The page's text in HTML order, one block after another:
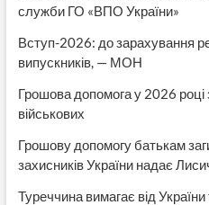
служби ГО «ВПО України»
Вступ-2026: до зарахування
випускників, — МОН
Грошова допомога у 2026 році
військових
Грошову допомогу батькам
захисників України надає
Туреччина вимагає від